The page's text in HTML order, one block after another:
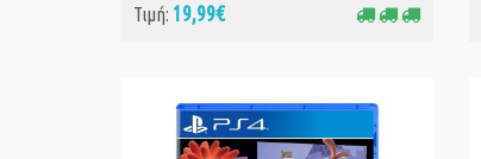
Τιμή: 19,99€